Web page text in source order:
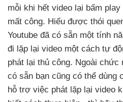
mỗi khi hết video lại bấm
mất công. Hiểu được thói
Youtube đã có sẵn một tính
đi lặp lại video một cách tự
phát lại thủ công. Ngoài chức
có sẵn bạn cũng có thể dùng
hỗ trợ việc phát lặp lại video